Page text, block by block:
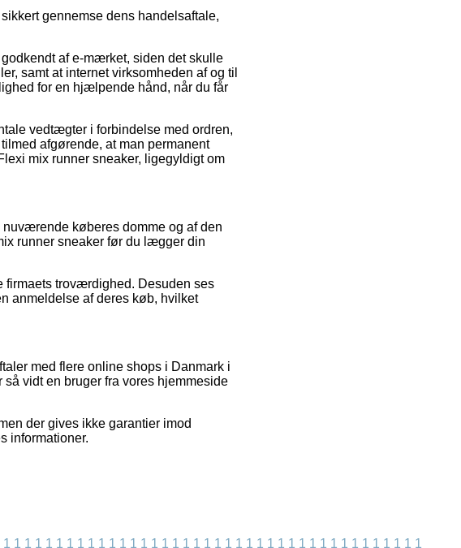
gennemse dens handelsaftale,
af e-mærket, siden det skulle
samt at internet virksomheden af og til
for en hjælpende hånd, når du får
vedtægter i forbindelse med ordren,
afgørende, at man permanent
mix runner sneaker, ligegyldigt om
køberes domme og af den
runner sneaker før du lægger din
firmaets troværdighed. Desuden ses
anmeldelse af deres køb, hvilket
med flere online shops i Danmark i
vidt en bruger fra vores hjemmeside
der gives ikke garantier imod
informationer.
1 1 1 1 1 1 1 1 1 1 1 1 1 1 1 1 1 1 1 1 1 1 1 1 1 1 1 1 1 1 1 1 1 1 1 1 1 1 1 1